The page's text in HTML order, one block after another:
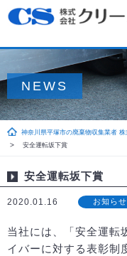
NEWS
神奈川県平塚市の廃棄物収集業者
安全運転坂下賞
安全運転坂下賞
2020.01.16 お知らせ
当社には、「安全運転
イバーに対する表彰制